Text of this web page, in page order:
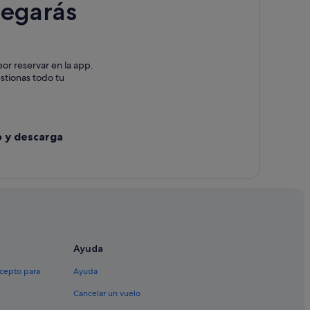
de Arousa
Vilagarcía de Arousa
reservar en la app.
todo tu
y descarga
para
Ayuda
Ayuda
Cancelar un vuelo